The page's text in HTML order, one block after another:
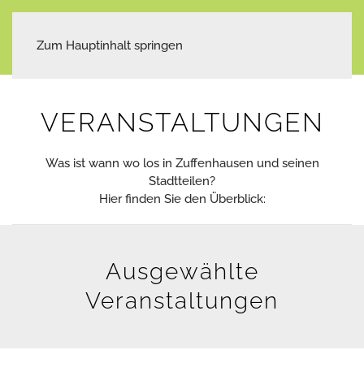
Zum Hauptinhalt springen
VERANSTALTUNGEN
Was ist wann wo los in Zuffenhausen und seinen
Stadtteilen?
Hier finden Sie den Überblick:
Ausgewählte
Veranstaltungen